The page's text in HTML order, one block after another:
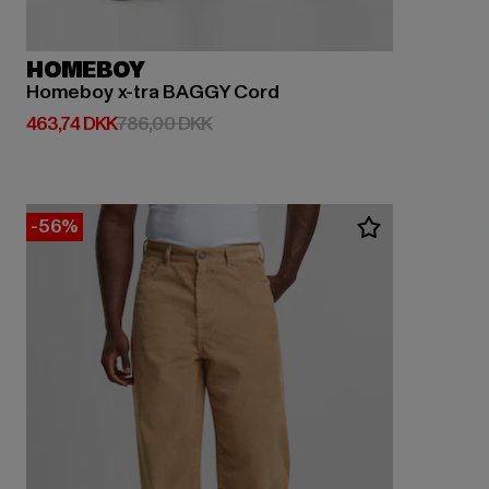
HOMEBOY
Homeboy x-tra BAGGY Cord
463,74 DKK
Nuværende pris: 463,74 DKK
786,00 DKKKampagnepris: 786,00 DKK
-56%